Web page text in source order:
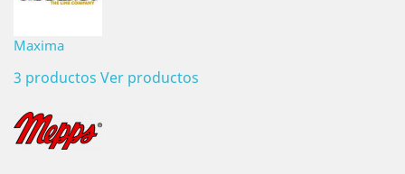
Maxima
3 productos Ver productos